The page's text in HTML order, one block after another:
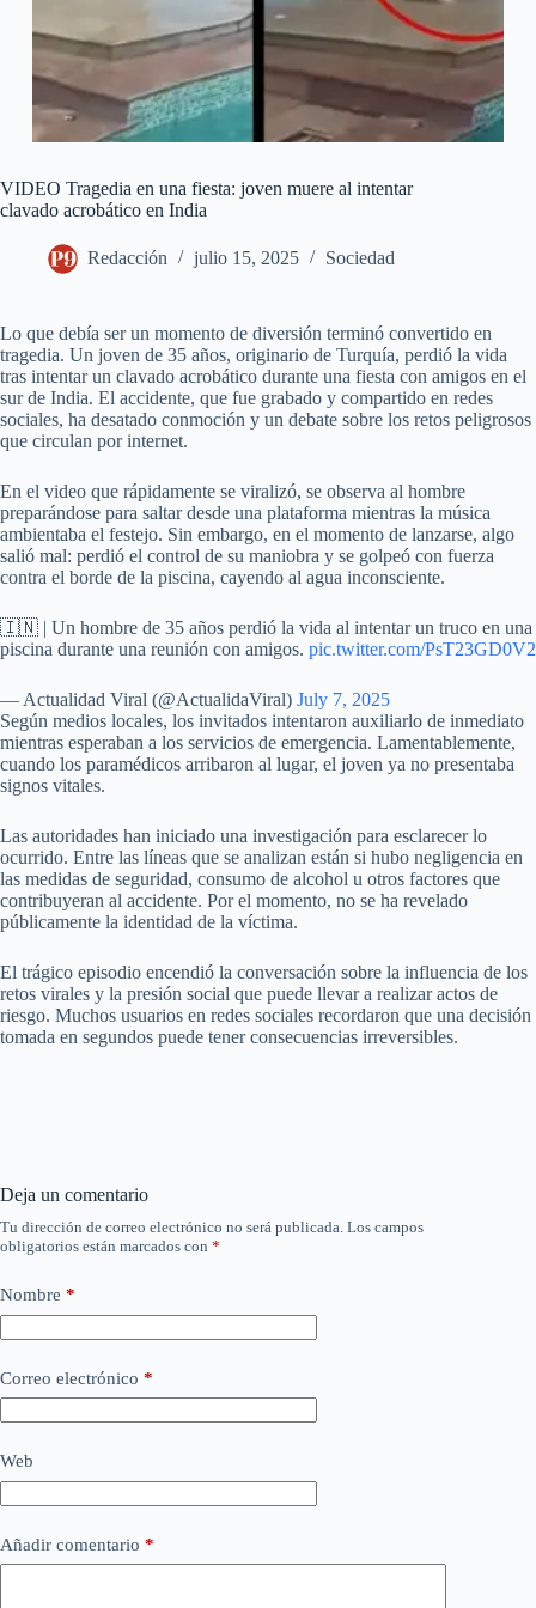
VIDEO Tragedia en una fiesta: joven muere al intentar
clavado acrobático en India
Redacción julio 15, 2025 Sociedad
Lo que debía ser un momento de diversión terminó convertido en
tragedia. Un joven de 35 años, originario de Turquía, perdió la vida
tras intentar un clavado acrobático durante una fiesta con amigos en el
sur de India. El accidente, que fue grabado y compartido en redes
sociales, ha desatado conmoción y un debate sobre los retos peligrosos
que circulan por internet.
En el video que rápidamente se viralizó, se observa al hombre
preparándose para saltar desde una plataforma mientras la música
ambientaba el festejo. Sin embargo, en el momento de lanzarse, algo
salió mal: perdió el control de su maniobra y se golpeó con fuerza
contra el borde de la piscina, cayendo al agua inconsciente.
🇮🇳 | Un hombre de 35 años perdió la vida al intentar un truco en una
piscina durante una reunión con amigos. pic.twitter.com/PsT23GD0V2
— Actualidad Viral (@ActualidaViral) July 7, 2025
Según medios locales, los invitados intentaron auxiliarlo de inmediato
mientras esperaban a los servicios de emergencia. Lamentablemente,
cuando los paramédicos arribaron al lugar, el joven ya no presentaba
signos vitales.
Las autoridades han iniciado una investigación para esclarecer lo
ocurrido. Entre las líneas que se analizan están si hubo negligencia en
las medidas de seguridad, consumo de alcohol u otros factores que
contribuyeran al accidente. Por el momento, no se ha revelado
públicamente la identidad de la víctima.
El trágico episodio encendió la conversación sobre la influencia de los
retos virales y la presión social que puede llevar a realizar actos de
riesgo. Muchos usuarios en redes sociales recordaron que una decisión
tomada en segundos puede tener consecuencias irreversibles.
Deja un comentario
Tu dirección de correo electrónico no será publicada. Los campos
obligatorios están marcados con *
Nombre *
Correo electrónico *
Web
Añadir comentario *